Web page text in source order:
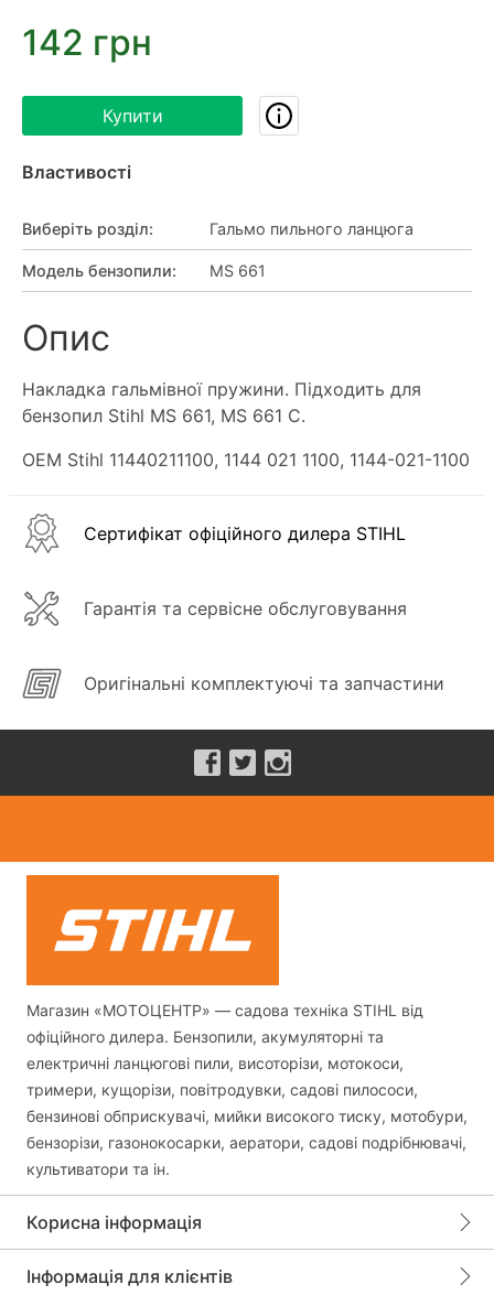
142 грн
Купити
Властивості
Виберіть розділ: Гальмо пильного ланцюга
Модель бензопили: MS 661
Опис
Накладка гальмівної пружини. Підходить для
бензопил Stihl MS 661, MS 661 C.
OEM Stihl 11440211100, 1144 021 1100, 1144-021-1100
Сертифікат офіційного дилера STIHL
Гарантія та сервісне обслуговування
Оригінальні комплектуючі та запчастини
Магазин «МОТОЦЕНТР» — садова техніка STIHL від
офіційного дилера. Бензопили, акумуляторні та
електричні ланцюгові пили, висоторізи, мотокоси,
тримери, кущорізи, повітродувки, садові пилососи,
бензинові обприскувачі, мийки високого тиску, мотобури,
бензорізи, газонокосарки, аератори, садові подрібнювачі,
культиватори та ін.
Корисна інформація
Інформація для клієнтів